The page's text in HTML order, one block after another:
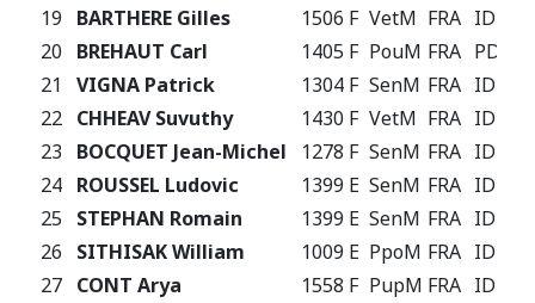
19 BARTHERE Gilles 1506 F VetM FRA IDF
20
BREHAUT Carl 1405 F PouM FRA PDL
21
VIGNA Patrick 1304 F SenM FRA IDF
22 CHHEAV Suvuthy 1430 F VetM FRA IDF
23
BOCQUET Jean-Michel 1278 F SenM FRA IDF
24 ROUSSEL Ludovic 1399 E SenM FRA IDF
25
STEPHAN Romain 1399 E SenM FRA IDF
26
SITHISAK William 1009 E PpoM FRA IDF
27 CONT Arya 1558 F PupM FRA IDF